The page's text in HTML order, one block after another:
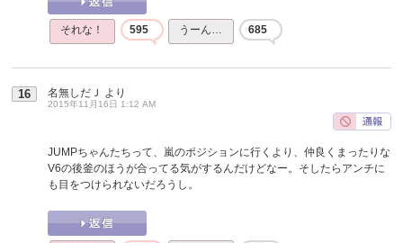
それな！ 595 うーん… 685
16 名無しだＪ より
2015年11月16日 1:12 AM
JUMPちゃんたちって、嵐のポジションに行くより、仲良くまったりな
V6の後釜のほうが合ってる気がするんだけどなー。そしたらアンチに
も目をつけられないだろうし。